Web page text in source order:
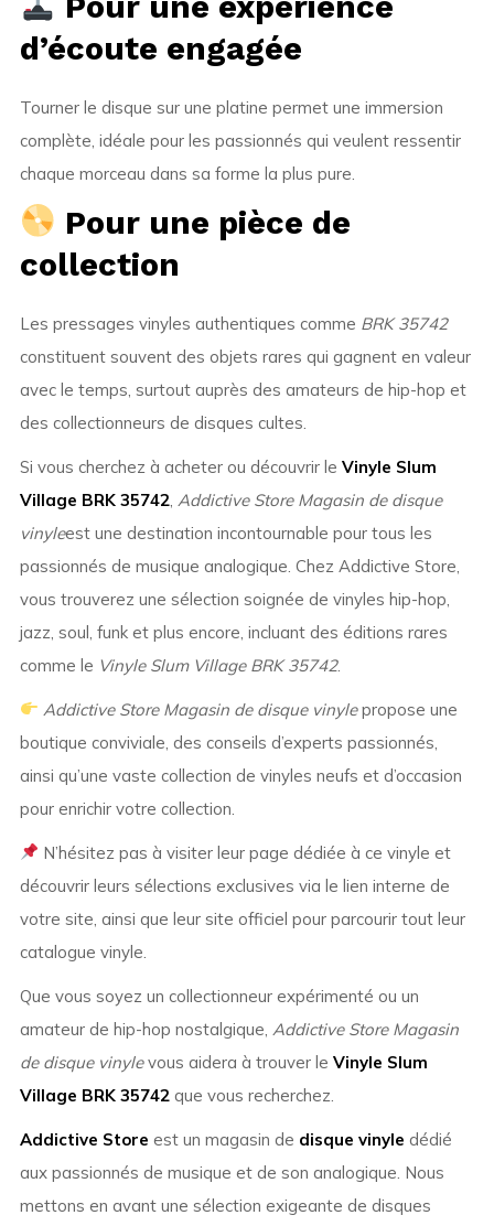
d’écoute engagée
Tourner le disque sur une platine permet une immersion
complète, idéale pour les passionnés qui veulent ressentir
chaque morceau dans sa forme la plus pure.
Pour une pièce de
collection
Les pressages vinyles authentiques comme BRK 35742
constituent souvent des objets rares qui gagnent en valeur
avec le temps, surtout auprès des amateurs de hip-hop et
des collectionneurs de disques cultes.
Si vous cherchez à acheter ou découvrir le Vinyle Slum
Village BRK 35742, Addictive Store Magasin de disque
vinyleest une destination incontournable pour tous les
passionnés de musique analogique. Chez Addictive Store,
vous trouverez une sélection soignée de vinyles hip-hop,
jazz, soul, funk et plus encore, incluant des éditions rares
comme le Vinyle Slum Village BRK 35742.
Addictive Store Magasin de disque vinylepropose une
boutique conviviale, des conseils d’experts passionnés,
ainsi qu’une vaste collection de vinyles neufs et d’occasion
pour enrichir votre collection.
N’hésitez pas à visiter leur page dédiée à ce vinyle et
découvrir leurs sélections exclusives via le lien interne de
votre site, ainsi que leur site officiel pour parcourir tout leur
catalogue vinyle.
Que vous soyez un collectionneur expérimenté ou un
amateur de hip-hop nostalgique, Addictive Store Magasin
de disque vinylevous aidera à trouver le Vinyle Slum
Village BRK 35742que vous recherchez.
Addictive Store est un magasin de disque vinyle dédié
aux passionnés de musique et de son analogique. Nous
mettons en avant une sélection exigeante de disques